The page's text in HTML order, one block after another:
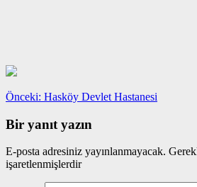
Yazı
gezinmesi
Önceki: Önceki
Hasköy Devlet Hastanesi
Bir yanıt yazın
E-posta adresiniz yayınlanmayacak.
işaretlenmişlerdir